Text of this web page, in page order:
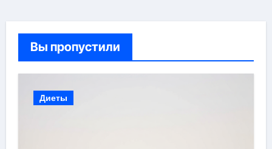
Вы пропустили
Диеты